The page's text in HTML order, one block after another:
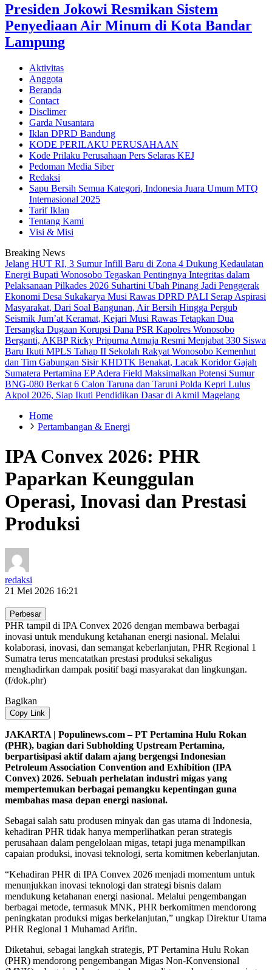
Presiden Jokowi Resmikan Sistem
Penyediaan Air Minum di Kota Bandar
Lampung
Aktivitas
Anggota
Beranda
Contact
Disclimer
Garda Nusantara
Iklan DPRD Bandung
KODE PERILAKU PERUSAHAAN
Kode Prilaku Perusahaan Pers Selaras KEJ
Pedoman Media Siber
Redaksi
Sapu Bersih Semua Kategori, Indonesia Juara Umum MTQ
Internasional 2025
Tarif Iklan
Tentang Kami
Visi & Misi
Breaking News
Jelang HUT RI, 3 Sumur Infill Baru di Zona 4 Dukung Kedaulatan
Energi Bupati Wonosobo Tegaskan Pentingnya Integritas dalam
Pelaksanaan Pilkades 2026 Suhartini Ubah Pinang Jadi Penggerak
Ekonomi Desa Sukakarya Musi Rawas DPRD PALI Serap Aspirasi
Masyarakat, Dari Soal Bangunan, Air Bersih Hingga Pergub
Seismik Jum’at Keramat, Kejari Musi Rawas Tetapkan Dua
Tersangka Dugaan Korupsi Dana PSR Kapolres Wonosobo
Berganti, AKBP Ricky Pripurna Atmaja Resmi Menjabat 330 Siswa
Baru Ikuti MPLS Tahap II Sekolah Rakyat Wonosobo Kemenhut
dan Tim Gabungan Sisir KHDTK Benakat, Lacak Koridor Gajah
Sumatera Pertamina EP Adera Field Maksimalkan Potensi Sumur
BNG-080 Berkat 6 Calon Taruna dan Taruni Polda Kepri Lulus
Akpol 2026, Siap Ikuti Pendidikan Dasar di Akmil Magelang
Home
Pertambangan & Energi
IPA Convex 2026: PHR
Paparkan Keunggulan
Operasi, Inovasi dan Prestasi
Produksi
redaksi
21 Mei 2026 16:21
Perbesar
PHR tampil di IPA Convex 2026 dengan membawa berbagai
inovasi untuk mendukung ketahanan energi nasional. Melalui
kolaborasi, inovasi, dan semangat keberlanjutan, PHR Regional 1
Sumatra terus mencatatkan prestasi produksi sekaligus
menghadirkan dampak positif bagi masyarakat dan lingkungan.
(f/dok.phr)
Bagikan
Copy Link
JAKARTA | Populinews.com – PT Pertamina Hulu Rokan
(PHR), bagian dari Subholding Upstream Pertamina,
berpartisipasi aktif dalam ajang bergengsi Indonesian
Petroleum Association Convention and Exhibition (IPA
Convex) 2026. Sebuah perhelatan industri migas yang
mempertemukan berbagai pemangku kepentingan guna
membahas masa depan energi nasional.
Sebagai salah satu produsen minyak dan gas utama di Indonesia,
kehadiran PHR tidak hanya memperlihatkan peran strategis
perusahaan dalam pengelolaan migas, tetapi juga menampilkan
capaian produksi, inovasi teknologi, serta komitmen keberlanjutan.
“Kehadiran PHR di IPA Convex 2026 menjadi momentum untuk
menunjukkan inovasi teknologi dan strategi bisnis dalam
mendukung ketahanan energi nasional. Melalui pengembangan
berbagai metode, termasuk MNK, PHR berkomitmen mendorong
peningkatan produksi migas berkelanjutan,” ungkap Direktur Utama
PHR Regional 1 Muhamad Arifin.
Diketahui, sebagai langkah strategis, PT Pertamina Hulu Rokan
(PHR) mendorong pengembangan Migas Non-Konvensional